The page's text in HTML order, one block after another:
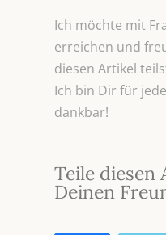
Ich möchte mit
erreichen und
diesen Artikel
Ich bin Dir für
dankbar!
Teile diesen
Deinen